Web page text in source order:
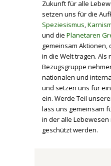
Zukunft für alle
setzen uns für die
Speziesismus,
und die Planetaren
gemeinsam
in die Welt tragen. Als
Bezugsgruppe
nationalen und
und setzen uns für
ein. Werde Teil
lass uns gemeinsam
in der alle
geschützt werden.